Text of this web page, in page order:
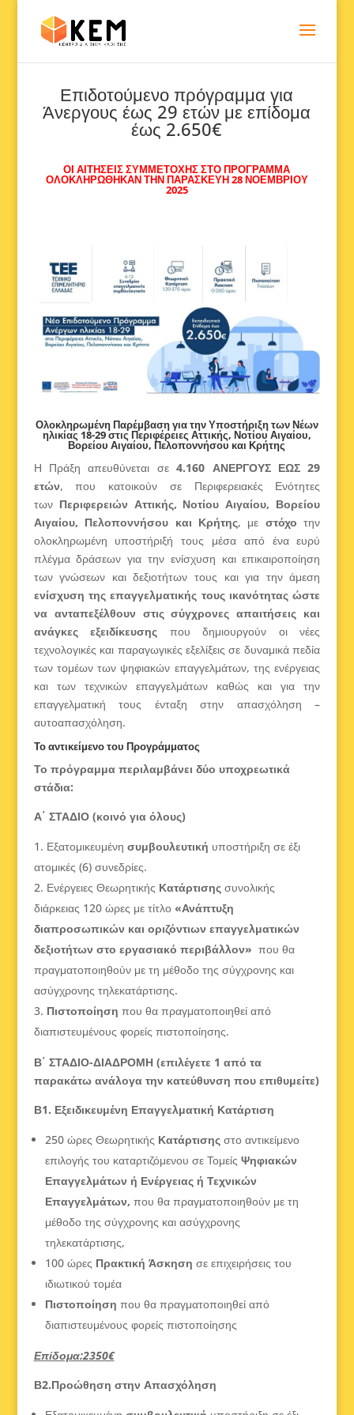
Επιδοτούμενο πρόγραμμα για
Άνεργους έως 29 ετών με επίδομα
έως 2.650€
ΟΙ ΑΙΤΗΣΕΙΣ ΣΥΜΜΕΤΟΧΗΣ ΣΤΟ ΠΡΟΓΡΑΜΜΑ
ΟΛΟΚΛΗΡΩΘΗΚΑΝ ΤΗΝ ΠΑΡΑΣΚΕΥΗ 28 ΝΟΕΜΒΡΙΟΥ
2025
Ολοκληρωμένη Παρέμβαση για την Υποστήριξη των Νέων
ηλικίας 18-29 στις Περιφέρειες Αττικής, Νοτίου Αιγαίου,
Βορείου Αιγαίου, Πελοποννήσου και Κρήτης
Η Πράξη απευθύνεται σε4.160 ΑΝΕΡΓΟΥΣ ΕΩΣ 29
ετών, που κατοικούν σε Περιφερειακές Ενότητες
των Περιφερειών Αττικής, Νοτίου Αιγαίου, Βορείου
Αιγαίου, Πελοποννήσου και Κρήτης, με στόχο την
ολοκληρωμένη υποστήριξή τους μέσα από ένα ευρύ
πλέγμα δράσεων για την ενίσχυση και επικαιροποίηση
των γνώσεων και δεξιοτήτων τους και για την άμεση
ενίσχυση της επαγγελματικής τους ικανότητας ώστε
να ανταπεξέλθουν στις σύγχρονες απαιτήσεις και
ανάγκες εξειδίκευσης που δημιουργούν οι νέες
τεχνολογικές και παραγωγικές εξελίξεις σε δυναμικά πεδία
των τομέων των ψηφιακών επαγγελμάτων, της ενέργειας
και των τεχνικών επαγγελμάτων καθώς και για την
επαγγελματική τους ένταξη στην απασχόληση –
αυτοαπασχόληση.
Το αντικείμενο του Προγράμματος
Το πρόγραμμα περιλαμβάνει δύο υποχρεωτικά
στάδια:
Α΄ ΣΤΑΔΙΟ (κοινό για όλους)
Εξατομικευμένη συμβουλευτική υποστήριξη σε έξι
ατομικές (6) συνεδρίες.
Ενέργειες Θεωρητικής Κατάρτισηςσυνολικής
διάρκειας 120 ώρες με τίτλο «Ανάπτυξη
διαπροσωπικών και οριζόντιων επαγγελματικών
δεξιοτήτων στο εργασιακό περιβάλλον» που θα
πραγματοποιηθούν με τη μέθοδο της σύγχρονης και
ασύγχρονης τηλεκατάρτισης.
Πιστοποίηση που θα πραγματοποιηθεί από
διαπιστευμένους φορείς πιστοποίησης.
Β΄ ΣΤΑΔΙΟ-ΔΙΑΔΡΟΜΗ (επιλέγετε 1 από τα
παρακάτω ανάλογα την κατεύθυνση που επιθυμείτε)
Β1. Εξειδικευμένη Επαγγελματική Κατάρτιση
250 ώρες Θεωρητικής Κατάρτισης στο αντικείμενο
επιλογής του καταρτιζόμενου σε Τομείς Ψηφιακών
Επαγγελμάτων ή Ενέργειας ή Τεχνικών
Επαγγελμάτων, που θα πραγματοποιηθούν με τη
μέθοδο της σύγχρονης και ασύγχρονης
τηλεκατάρτισης,
100 ώρες Πρακτική Άσκηση σε επιχειρήσεις του
ιδιωτικού τομέα
Πιστοποίηση που θα πραγματοποιηθεί από
διαπιστευμένους φορείς πιστοποίησης
Επίδομα:2350€
Β2.Προώθηση στην Απασχόληση